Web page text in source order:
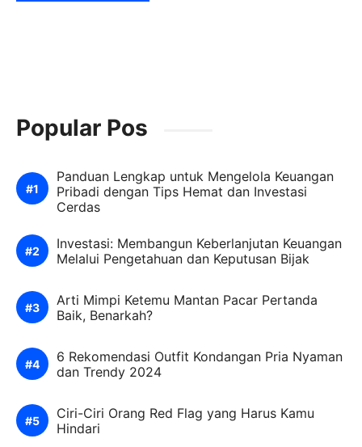
Popular Pos
Panduan Lengkap untuk Mengelola Keuangan
Pribadi dengan Tips Hemat dan Investasi
Cerdas
Investasi: Membangun Keberlanjutan Keuangan
Melalui Pengetahuan dan Keputusan Bijak
Arti Mimpi Ketemu Mantan Pacar Pertanda
Baik, Benarkah?
6 Rekomendasi Outfit Kondangan Pria Nyaman
dan Trendy 2024
Ciri-Ciri Orang Red Flag yang Harus Kamu
Hindari